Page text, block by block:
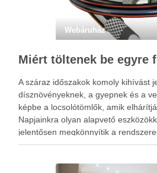
Webáruház
A száraz időszakok komoly kihívást
dísznövényeknek, a gyepnek és a
képbe a locsolótömlők, amik
Napjainkra olyan alapvető
jelentősen megkönnyítik a
A megfelelő vízellátás nemcsak a